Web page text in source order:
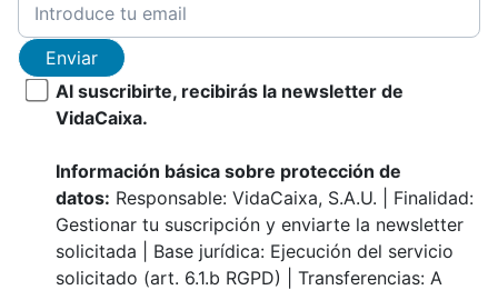
Enviar
Al suscribirte, recibirás la newsletter de
VidaCaixa.
Información básica sobre protección de
datos: Responsable: VidaCaixa, S.A.U. | Finalidad:
Gestionar tu suscripción y enviarte la newsletter
solicitada | Base jurídica: Ejecución del servicio
solicitado (art. 6.1.b RGPD) | Transferencias: A